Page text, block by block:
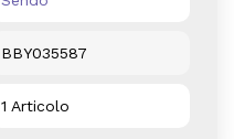
BBY035587
1 Articolo